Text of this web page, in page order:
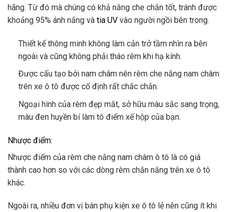
hãng. Từ đó mà chúng có khả năng che chắn tốt, tránh được
khoảng 95% ánh nắng và tia UV vào người ngồi bên trong.
Thiết kế thông minh không làm cản trở tầm nhìn ra bên
ngoài và cũng không phải tháo rèm khi hạ kính.
Được cấu tạo bởi nam châm nên rèm che nắng nam châm
trên xe ô tô được cố định rất chắc chắn.
Ngoại hình của rèm đẹp mắt, sở hữu màu sắc sang trọng,
màu đen huyền bí làm tô điểm xế hộp của bạn.
Nhược điểm:
Nhược điểm của rèm che nắng nam châm ô tô là có giá
thành cao hơn so với các dòng rèm chắn nắng trên xe ô tô
khác.
Ngoài ra, nhiều đơn vị bán phụ kiện xe ô tô lẻ nên cũng ít khi